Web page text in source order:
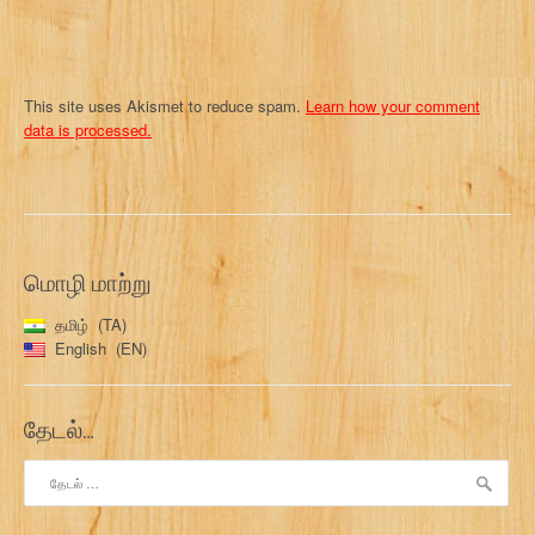
This site uses Akismet to reduce spam. Learn how your comment
data is processed.
மொழி மாற்று
தமிழ்
TA
English
EN
தேடல்…
தேடு: